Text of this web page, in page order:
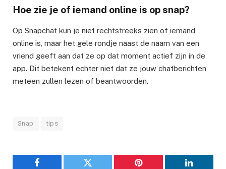
Hoe zie je of iemand online is op snap?
Op Snapchat kun je niet rechtstreeks zien of iemand
online is, maar het gele rondje naast de naam van een
vriend geeft aan dat ze op dat moment actief zijn in de
app. Dit betekent echter niet dat ze jouw chatberichten
meteen zullen lezen of beantwoorden.
Snap tips